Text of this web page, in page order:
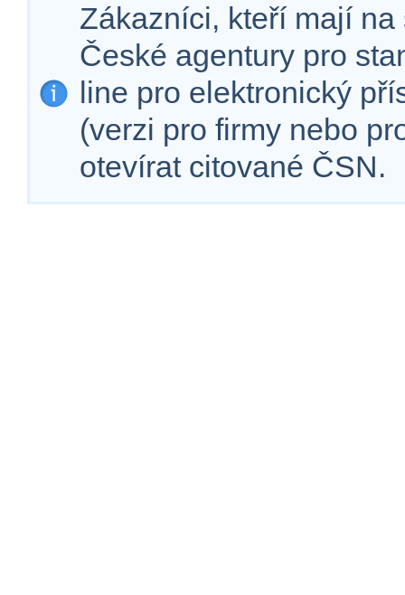
Zákazníci, kteří mají
České agentury pro
line pro elektronický
(verzi pro firmy nebo
otevírat citované ČSN.